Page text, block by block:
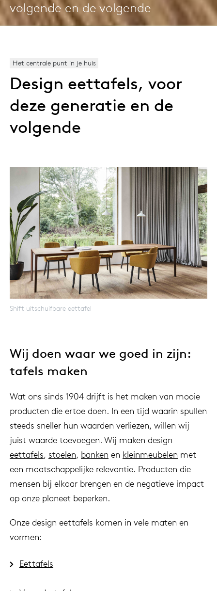
volgende en de volgende
Het centrale punt in je huis
Design eettafels, voor
deze generatie en de
volgende
Shift uitschuifbare eettafel
Wij doen waar we goed in zijn:
tafels maken
Wat ons sinds 1904 drijft is het maken van mooie
producten die ertoe doen. In een tijd waarin spullen
steeds sneller hun waarden verliezen, willen wij
juist waarde toevoegen. Wij maken design
eettafels, stoelen, banken en kleinmeubelen met
een maatschappelijke relevantie. Producten die
mensen bij elkaar brengen en de negatieve impact
op onze planeet beperken.
Onze design eettafels komen in vele maten en
vormen:
Eettafels